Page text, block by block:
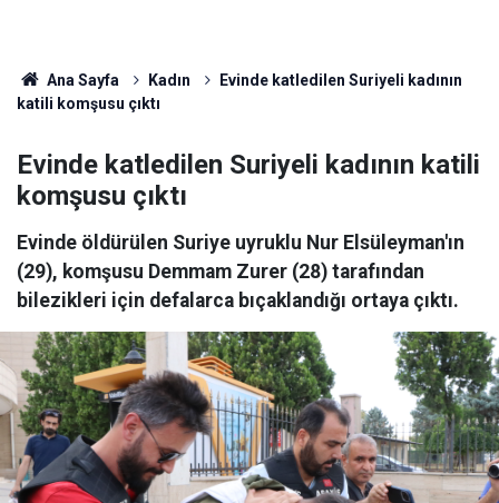
Ana Sayfa Kadın
Evinde katledilen Suriyeli kadının
katili komşusu çıktı
Evinde katledilen Suriyeli kadının katili
komşusu çıktı
Evinde öldürülen Suriye uyruklu Nur Elsüleyman'ın
(29), komşusu Demmam Zurer (28) tarafından
bilezikleri için defalarca bıçaklandığı ortaya çıktı.